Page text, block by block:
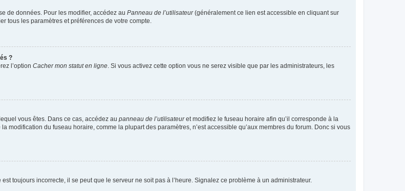
de données. Pour les modifier, accédez au Panneau de l’utilisateur(généralement ce lien est accessible en cliquant sur
tous les paramètres et préférences de votre compte.
?
l’option Cacher mon statut en ligne . Si vous activez cette option vous ne serez visible que par les administrateurs, les
vous êtes. Dans ce cas, accédez au panneau de l’utilisateuret modifiez le fuseau horaire afin qu’il corresponde à la
modification du fuseau horaire, comme la plupart des paramètres, n’est accessible qu’aux membres du forum. Donc si vous
toujours incorrecte, il se peut que le serveur ne soit pas à l’heure. Signalez ce problème à un administrateur.